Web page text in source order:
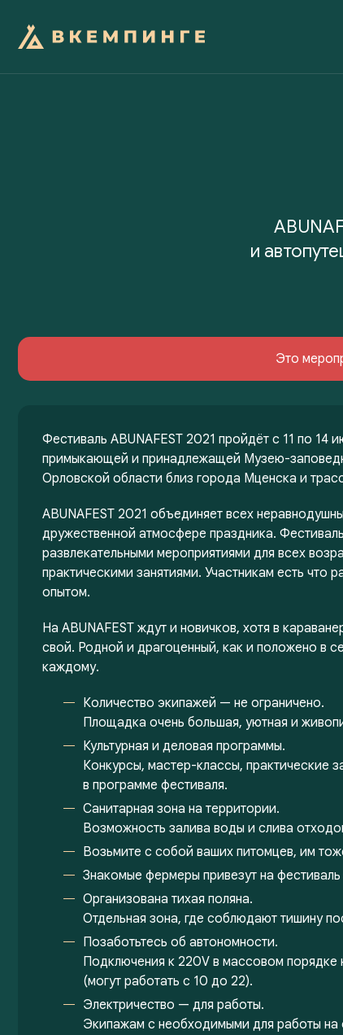
и
Это
Фестиваль ABUNAFEST 2021 пройдёт с 11 по 14
примыкающей и принадлежащей Музею-
Орловской области близ города Мценска и
ABUNAFEST 2021 объединяет всех
дружественной атмосфере праздника.
развлекательными мероприятиями для всех
практическими занятиями. Участникам есть что
опытом.
На ABUNAFEST ждут и новичков, хотя в
свой. Родной и драгоценный, как и положено в
каждому.
Количество экипажей — не ограничено.
Площадка очень большая, уютная и
Культурная и деловая программы.
Конкурсы, мастер-классы, практические
в программе фестиваля.
Санитарная зона на территории.
Возможность залива воды и слива
Возьмите с собой ваших питомцев, им
Знакомые фермеры привезут на
Организована тихая поляна.
Отдельная зона, где соблюдают тишину
Позаботьтесь об автономности.
Подключения к 220V в массовом порядке
(могут работать с 10 до 22).
Электричество — для работы.
Экипажам с необходимыми для работы